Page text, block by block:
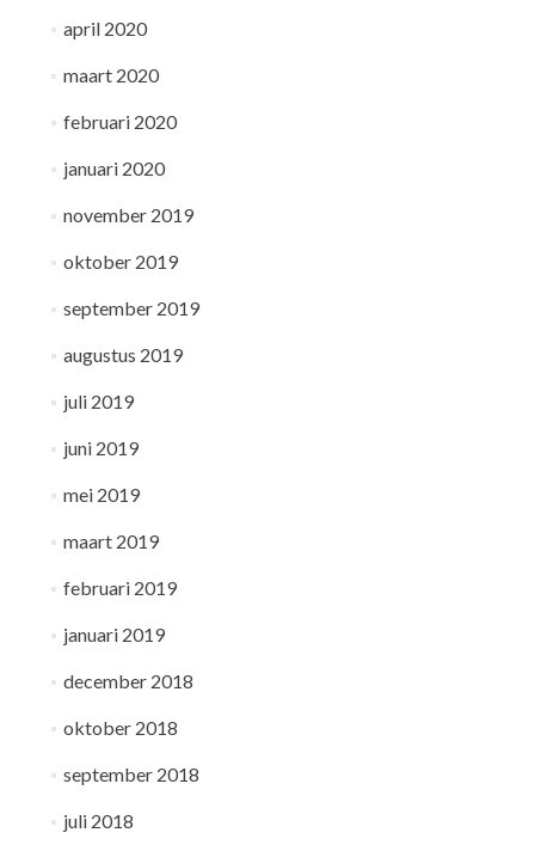
april 2020
maart 2020
februari 2020
januari 2020
november 2019
oktober 2019
september 2019
augustus 2019
juli 2019
juni 2019
mei 2019
maart 2019
februari 2019
januari 2019
december 2018
oktober 2018
september 2018
juli 2018